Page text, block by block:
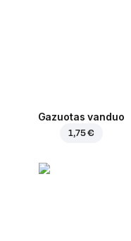
Gazuotas vanduo
1,75 €